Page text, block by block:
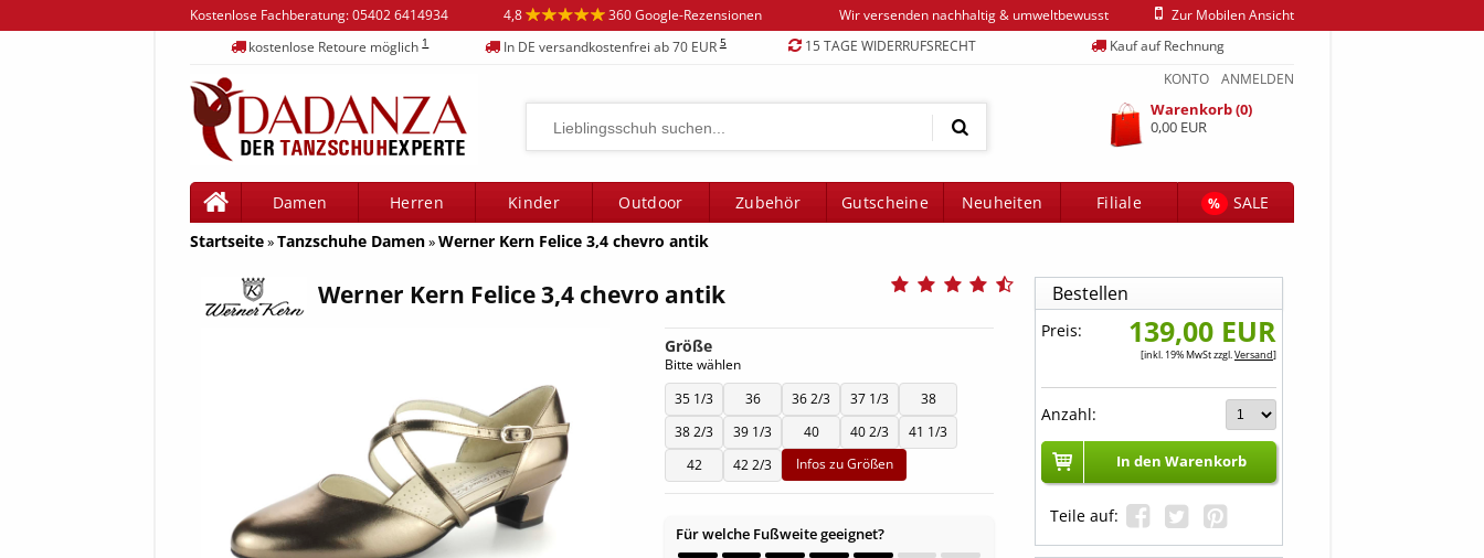
4,8 360 Google-Rezensionen Wir versenden nachhaltig & umweltbewusst
Kostenlose Fachberatung:05402 6414934
Zur Mobilen Ansicht
kostenlose Retoure möglich1 In DE versandkostenfrei ab 70 EUR5 15 TAGE WIDERRUFSRECHT
Kauf auf Rechnung
ANMELDEN
KONTO
Warenkorb (0)
0,00 EUR
Damen Herren Kinder Outdoor Zubehör Gutscheine Neuheiten Filiale %
SALE
Startseite»Tanzschuhe Damen»Werner Kern Felice 3,4 chevro antik
Werner Kern Felice 3,4 chevro antik
Größe
Bitte wählen
35 1/3
36 36 2/3 37 1/3
38
38 2/3
39 1/3 40 40 2/3
41 1/3
42
42 2/3 Infos zu Größen
Für welche Fußweite geeignet?
Bestellen
Preis: 139,00 EUR
[inkl. 19% MwSt zzgl.Versand]
Anzahl:
In den Warenkorb
Teile auf: